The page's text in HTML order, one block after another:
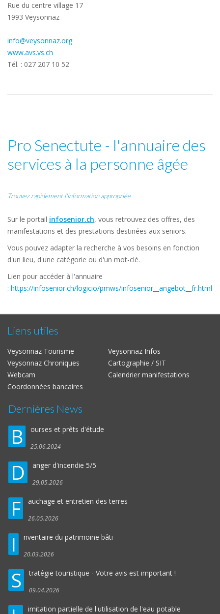
Rue du centre village 17
1993 Veysonnaz
info@veysonnaz.org
www.avs.vs.ch
Tél. : 027 207 10 52
Pro Senectute - l'annuaire des
services à la personne âgée
Trouvez rapidement l'information appropriée
Sur le portail infosenior.ch, vous retrouvez des offres, des
manifestations et des prestations destinées aux seniors.
Vous pouvez adapter la recherche à vos besoins en fonction
d'un lieu, d'une catégorie ou d'un mot-clé.
Lien pour accéder à l'annuaire
: https://infosenior.ch/logicio/pmws/infosenior__angebot__fr.html
Liens utiles
Veysonnaz Tourisme
Veysonnaz Infos
Veysonnaz Chroniques
Cartographie / SIT
Webcam
Calendrier manifestations
Coordonnées bancaires
Dernières News
B ourses et prêts d'étude
25.06.2024
D anger d'incendie 5/5
29.05.2026
F auchage et entretien des terres
26.05.2026
I nventaire du patrimoine bâti
20.03.2026
S tratégie touristique - Votre avis est important !
09.04.2026
imitation partielle de l'utilisation de l'eau potable